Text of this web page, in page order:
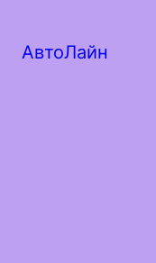
АвтоЛайн